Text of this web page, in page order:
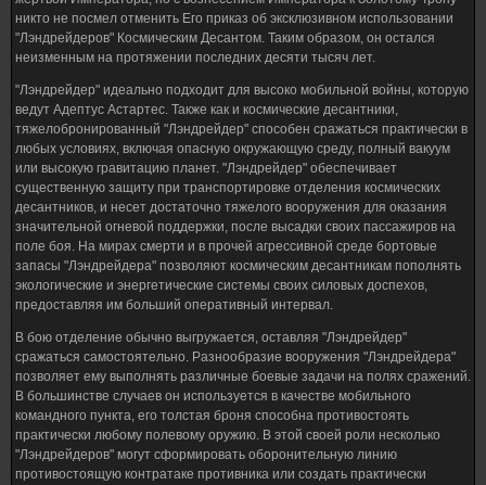
никто не посмел отменить Его приказ об эксклюзивном использовании
"Лэндрейдеров" Космическим Десантом. Таким образом, он остался
неизменным на протяжении последних десяти тысяч лет.
"Лэндрейдер" идеально подходит для высоко мобильной войны, которую
ведут Адептус Астартес. Также как и космические десантники,
тяжелобронированный "Лэндрейдер" способен сражаться практически в
любых условиях, включая опасную окружающую среду, полный вакуум
или высокую гравитацию планет. "Лэндрейдер" обеспечивает
существенную защиту при транспортировке отделения космических
десантников, и несет достаточно тяжелого вооружения для оказания
значительной огневой поддержки, после высадки своих пассажиров на
поле боя. На мирах смерти и в прочей агрессивной среде бортовые
запасы "Лэндрейдера" позволяют космическим десантникам пополнять
экологические и энергетические системы своих силовых доспехов,
предоставляя им больший оперативный интервал.
В бою отделение обычно выгружается, оставляя "Лэндрейдер"
сражаться самостоятельно. Разнообразие вооружения "Лэндрейдера"
позволяет ему выполнять различные боевые задачи на полях сражений.
В большинстве случаев он используется в качестве мобильного
командного пункта, его толстая броня способна противостоять
практически любому полевому оружию. В этой своей роли несколько
"Лэндрейдеров" могут сформировать оборонительную линию
противостоящую контратаке противника или создать практически